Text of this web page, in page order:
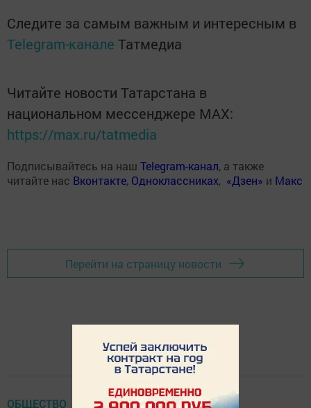
Следите за самым важным и интересным в
Telegram-канале Татмедиа
Читайте новости Татарстана в
национальном мессенджере MАХ:
https://max.ru/tatmedia
Подписывайтесь на наш Telegram-канал, а также
читайте нас Вконтакте, Одноклассниках, «Дзен» и Макс
Перейти на страницу новости
ОБЩЕСТВО